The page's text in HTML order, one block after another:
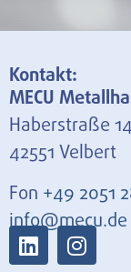
Kontakt:
MECU
Haberstraße 14
42551 Velbert
Fon +49 2051
info@mecu.de